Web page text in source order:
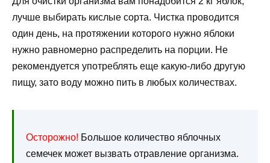
лучше выбирать кислые сорта. Чистка проводится
один день, на протяжении которого нужно яблоки
нужно равномерно распределить на порции. Не
рекомендуется употреблять еще какую-либо другую
пищу, зато воду можно пить в любых количествах.
Осторожно! Большое количество яблочных
семечек может вызвать отравление организма.